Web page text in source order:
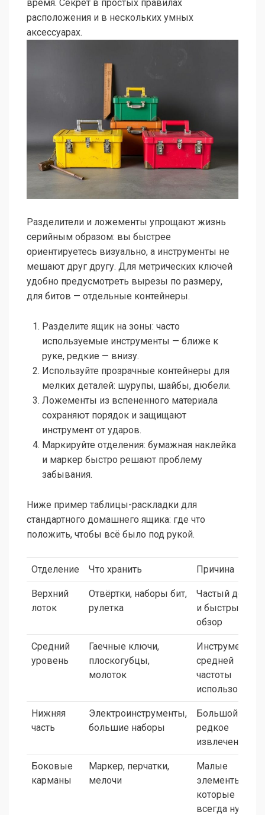
время. Секрет в простых правилах
расположения и в нескольких умных
аксессуарах.
Разделители и ложементы упрощают жизнь
серийным образом: вы быстрее
ориентируетесь визуально, а инструменты не
мешают друг другу. Для метрических ключей
удобно предусмотреть вырезы по размеру,
для битов — отдельные контейнеры.
Разделите ящик на зоны: часто
используемые инструменты — ближе к
руке, редкие — внизу.
Используйте прозрачные контейнеры для
мелких деталей: шурупы, шайбы, дюбели.
Ложементы из вспененного материала
сохраняют порядок и защищают
инструмент от ударов.
Маркируйте отделения: бумажная наклейка
и маркер быстро решают проблему
забывания.
Ниже пример таблицы-раскладки для
стандартного домашнего ящика: где что
положить, чтобы всё было под рукой.
Отделение Что хранить Причина
Верхний
лоток
Отвёртки, наборы бит,
рулетка
Частый доступ
и быстрый
обзор
Средний
уровень
Гаечные ключи,
плоскогубцы,
молоток
Инструменты
средней
частоты
использования
Нижняя
часть
Электроинструменты,
большие наборы
Большой вес,
редкое
извлечение
Боковые
карманы
Маркер, перчатки,
мелочи
Малые
элементы,
которые
всегда нужны